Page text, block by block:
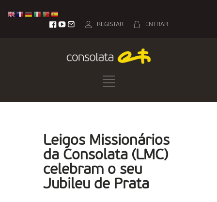
ENTRAR
REGISTAR
Leigos Missionários
da Consolata (LMC)
celebram o seu
Jubileu de Prata